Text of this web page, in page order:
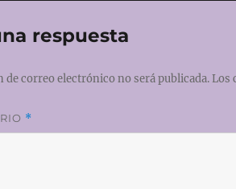
respuesta
de correo electrónico no será publicada.Los
*